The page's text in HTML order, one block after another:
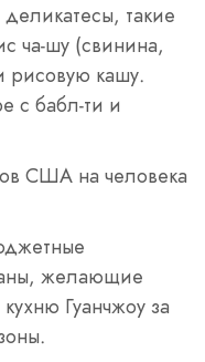
такие
ча-шу (свинина,
рисовую кашу.
с бабл-ти и
США на человека
желающие
Гуанчжоу за